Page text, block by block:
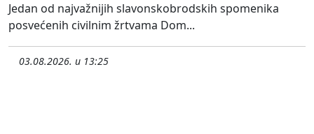
Jedan od najvažnijih slavonskobrodskih spomenika
posvećenih civilnim žrtvama Dom...
03.08.2026. u 13:25